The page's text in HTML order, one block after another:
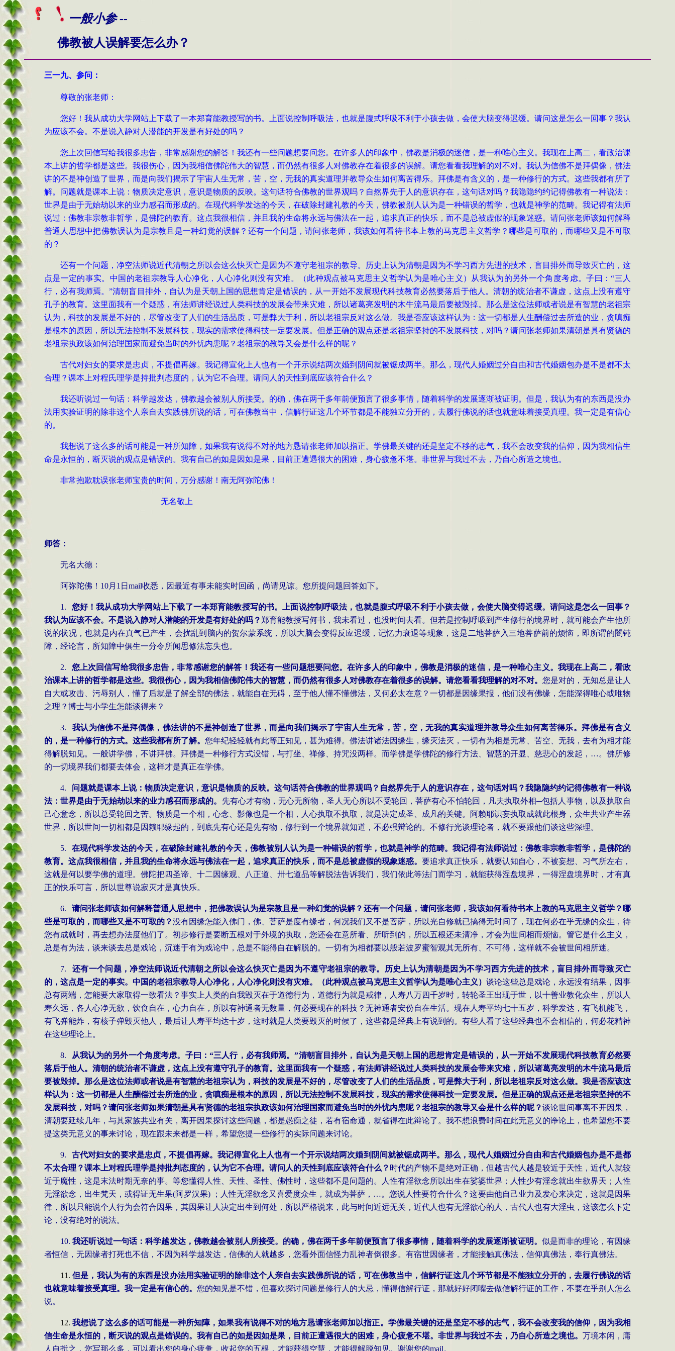
一般小参 --
佛教被人误解要怎么办？
三一九、 参问 ：
尊敬的张老师：
您好！我从成功大学网站上下载了一本郑育能教授写的书。上面说控制呼吸法，也就是腹式呼吸不利于小孩去做，会使大脑变得迟缓。请问这是怎么一回事？我认
为应该不会。不是说入静对人潜能的开发是有好处的吗？
您上次回信写给我很多忠告，非常感谢您的解答！我还有一些问题想要问您。在许多人的印象中，佛教是消极的迷信，是一种唯心主义。我现在上高二，看政治课
本上讲的哲学都是这些。我很伤心，因为我相信佛陀伟大的智慧，而仍然有很多人对佛教存在着很多的误解。请您看看我理解的对不对。我认为信佛不是拜偶像，佛法
讲的不是神创造了世界，而是向我们揭示了宇宙人生无常，苦，空，无我的真实道理并教导众生如何离苦得乐。拜佛是有含义的，是一种修行的方式。这些我都有所了
解。问题就是课本上说：物质决定意识，意识是物质的反映。这句话符合佛教的世界观吗？自然界先于人的意识存在，这句话对吗？我隐隐约约记得佛教有一种说法：
世界是由于无始劫以来的业力感召而形成的。在现代科学发达的今天，在破除封建礼教的今天，佛教被别人认为是一种错误的哲学，也就是神学的范畴。我记得有法师
说过：佛教非宗教非哲学，是佛陀的教育。这点我很相信，并且我的生命将永远与佛法在一起，追求真正的快乐，而不是总被虚假的现象迷惑。请问张老师该如何解释
普通人思想中把佛教误认为是宗教且是一种幻觉的误解？还有一个问题，请问张老师，我该如何看待书本上教的马克思主义哲学？哪些是可取的，而哪些又是不可取
的？
还有一个问题，净空法师说近代清朝之所以会这么快灭亡是因为不遵守老祖宗的教导。历史上认为清朝是因为不学习西方先进的技术，盲目排外而导致灭亡的，这
点是一定的事实。中国的老祖宗教导人心净化，人心净化则没有灾难。（此种观点被马克思主义哲学认为是唯心主义）从我认为的另外一个角度考虑。子曰：“三人
行，必有我师焉。”清朝盲目排外，自认为是天朝上国的思想肯定是错误的，从一开始不发展现代科技教育必然要落后于他人。清朝的统治者不谦虚，这点上没有遵守
孔子的教育。这里面我有一个疑惑，有法师讲经说过人类科技的发展会带来灾难，所以诸葛亮发明的木牛流马最后要被毁掉。那么是这位法师或者说是有智慧的老祖宗
认为，科技的发展是不好的，尽管改变了人们的生活品质，可是弊大于利，所以老祖宗反对这么做。我是否应该这样认为：这一切都是人生酬偿过去所造的业，贪嗔痴
是根本的原因，所以无法控制不发展科技，现实的需求使得科技一定要发展。但是正确的观点还是老祖宗坚持的不发展科技，对吗？请问张老师如果清朝是具有贤德的
老祖宗执政该如何治理国家而避免当时的外忧内患呢？老祖宗的教导又会是什么样的呢？
古代对妇女的要求是忠贞，不提倡再嫁。我记得宣化上人也有一个开示说结两次婚到阴间就被锯成两半。那么，现代人婚姻过分自由和古代婚姻包办是不是都不太
合理？课本上对程氏理学是持批判态度的，认为它不合理。请问人的天性到底应该符合什么？
我还听说过一句话：科学越发达，佛教越会被别人所接受。的确，佛在两千多年前便预言了很多事情，随着科学的发展逐渐被证明。但是，我认为有的东西是没办
法用实验证明的除非这个人亲自去实践佛所说的话，可在佛教当中，信解行证这几个环节都是不能独立分开的，去履行佛说的话也就意味着接受真理。我一定是有信心
的。
我想说了这么多的话可能是一种所知障，如果我有说得不对的地方恳请张老师加以指正。学佛最关键的还是坚定不移的志气，我不会改变我的信仰，因为我相信生
命是永恒的，断灭说的观点是错误的。我有自己的如是因如是果，目前正遭遇很大的困难，身心疲惫不堪。非世界与我过不去，乃自心所造之境也。
非常抱歉耽误张老师宝贵的时间，万分感谢！南无阿弥陀佛！
无名敬上
师答：
无名大德：
阿弥陀佛！ 10月 1 日 mail收悉，因最近有事未能实时回函，尚请见谅。您所提问题回答如下。
1.
您好！我从成功大学网站上下载了一本郑育能教授写的书。上面说控制呼吸法，也就是腹式呼吸不利于小孩去做，会使大脑变得迟缓。请问这是怎么一回事？
我认为应该不会。不是说入静对人潜能的开发是有好处的吗？郑育能教授写何书，我未看过，也没时间去看。但若是控制呼吸到产生修行的境界时，就可能会产生他所
说的状况，也就是内在真气已产生，会扰乱到脑内的贺尔蒙系统，所以大脑会变得反应迟缓，记忆力衰退等现象，这是二地菩萨入三地菩萨前的烦恼，即所谓的闇钝
障，经论言，所知障中俱生一分令所闻思修法忘失也。
2.
您上次回信写给我很多忠告，非常感谢您的解答！我还有一些问题想要问您。在许多人的印象中，佛教是消极的迷信，是一种唯心主义。我现在上高二，看政
治课本上讲的哲学都是这些。我很伤心，因为我相信佛陀伟大的智慧，而仍然有很多人对佛教存在着很多的误解。请您看看我理解的对不对。 您是对的，无知总是让人
自大或攻击、污辱别人，懂了后就是了解全部的佛法，就能自在无碍，至于他人懂不懂佛法，又何必太在意？一切都是因缘果报，他们没有佛缘，怎能深得唯心或唯物
之理？博士与小学生怎能谈得来？
3.
我认为信佛不是拜偶像，佛法讲的不是神创造了世界，而是向我们揭示了宇宙人生无常，苦，空，无我的真实道理并教导众生如何离苦得乐。拜佛是有含义
的，是一种修行的方式。这些我都有所了解。 您年纪轻轻就有此等正知见，甚为难得。佛法讲诸法因缘生，缘灭法灭，一切有为相是无常、苦空、无我，去有为相才能
得解脱知见。一般讲学佛，不讲拜佛。拜佛是一种修行方式没错，与打坐、禅修、持咒没两样。而学佛是学佛陀的修行方法、智慧的开显、慈悲心的发起，…。佛所修
的一切境界我们都要去体会，这样才是真正在学佛。
4.
问题就是课本上说：物质决定意识，意识是物质的反映。这句话符合佛教的世界观吗？自然界先于人的意识存在，这句话对吗？我隐隐约约记得佛教有一种说
法：世界是由于无始劫以来的业力感召而形成的。 先有心才有物，无心无所物，圣人无心所以不受轮回，菩萨有心不怕轮回，凡夫执取外相─包括人事物，以及执取自
己心意念，所以总受轮回之苦。物质是一个相，心念、影像也是一个相，人心执取不执取，就是决定成圣、成凡的关键。阿赖耶识妄执取成就此根身，众生共业产生器
世界，所以世间一切相都是因赖耶缘起的，到底先有心还是先有物，修行到一个境界就知道，不必强辩论的。不修行光谈理论者，就不要跟他们谈这些深理。
5.
在现代科学发达的今天，在破除封建礼教的今天，佛教被别人认为是一种错误的哲学，也就是神学的范畴。我记得有法师说过：佛教非宗教非哲学，是佛陀的
教育。这点我很相信，并且我的生命将永远与佛法在一起，追求真正的快乐，而不是总被虚假的现象迷惑。 要追求真正快乐，就要认知自心，不被妄想、习气所左右，
这就是何以要学佛的道理。佛陀把四圣谛、十二因缘观、八正道、卅七道品等解脱法告诉我们，我们依此等法门而学习，就能获得涅盘境界，一得涅盘境界时，才有真
正的快乐可言，所以世尊说寂灭才是真快乐。
6.
请问张老师该如何解释普通人思想中，把佛教误认为是宗教且是一种幻觉的误解？还有一个问题，请问张老师，我该如何看待书本上教的马克思主义哲学？哪
些是可取的，而哪些又是不可取的？没有因缘怎能入佛门，佛、菩萨是度有缘者，何况我们又不是菩萨，所以光自修就已搞得无时间了，现在何必在乎无缘的众生，待
您有成就时，再去想办法度他们了。初步修行是要断五根对于外境的执取，您还会在意所看、所听到的，所以五根还未清净，才会为世间相而烦恼。管它是什么主义，
总是有为法，谈来谈去总是戏论，沉迷于有为戏论中，总是不能得自在解脱的。一切有为相都要以般若波罗蜜智观其无所有、不可得，这样就不会被世间相所迷。
7.
还有一个问题，净空法师说近代清朝之所以会这么快灭亡是因为不遵守老祖宗的教导。历史上认为清朝是因为不学习西方先进的技术，盲目排外而导致灭亡
的，这点是一定的事实。中国的老祖宗教导人心净化，人心净化则没有灾难。（此种观点被马克思主义哲学认为是唯心主义） 谈论这些总是戏论，永远没有结果，因事
总有两端，怎能要大家取得一致看法？事实上人类的自我毁灭在于道德行为，道德行为就是戒律，人寿八万四千岁时，转轮圣王出现于世，以十善业教化众生，所以人
寿久远，各人心净无欲，饮食自在，心力自在，所以有神通者无数量，何必要现在的科技？无神通者安份自在生活。现在人寿平均七十五岁，科学发达，有飞机能飞，
有飞弹能炸，有核子弹毁灭他人，最后让人寿平均达十岁，这时就是人类要毁灭的时候了，这些都是经典上有说到的。有些人看了这些经典也不会相信的，何必花精神
在这些理论上。
8. 从我认为的另外一个角度考虑。子曰： “三人行，必有我师焉。”清朝盲目排外，自认为是天朝上国的思想肯定是错误的，从一开始不发展现代科技教育必然要
落后于他人。清朝的统治者不谦虚，这点上没有遵守孔子的教育。这里面我有一个疑惑，有法师讲经说过人类科技的发展会带来灾难，所以诸葛亮发明的木牛流马最后
要被毁掉。那么是这位法师或者说是有智慧的老祖宗认为，科技的发展是不好的，尽管改变了人们的生活品质，可是弊大于利，所以老祖宗反对这么做。我是否应该这
样认为：这一切都是人生酬偿过去所造的业，贪嗔痴是根本的原因，所以无法控制不发展科技，现实的需求使得科技一定要发展。但是正确的观点还是老祖宗坚持的不
发展科技，对吗？请问张老师如果清朝是具有贤德的老祖宗执政该如何治理国家而避免当时的外忧内患呢？老祖宗的教导又会是什么样的呢？谈论世间事离不开因果，
清朝要延续几年，与其家族共业有关，离开因果探讨这些问题，都是愚痴之徒，若有宿命通，就省得在此辩论了。我不想浪费时间在此无意义的诤论上，也希望您不要
提这类无意义的事来讨论，现在跟未来都是一样，希望您提一些修行的实际问题来讨论。
9.
古代对妇女的要求是忠贞，不提倡再嫁。我记得宣化上人也有一个开示说结两次婚到阴间就被锯成两半。那么，现代人婚姻过分自由和古代婚姻包办是不是都
不太合理？课本上对程氏理学是持批判态度的，认为它不合理。请问人的天性到底应该符合什么？ 时代的产物不是绝对正确，但越古代人越是较近于天性，近代人就较
近于魔性，这是末法时期无奈的事。等您懂得人性、天性、圣性、佛性时，这些都不是问题的。人性有淫欲念所以出生在娑婆世界；人性少有淫念就出生欲界天；人性
无淫欲念，出生梵天，或得证无生果(阿罗汉果) ；人性无淫欲念又喜爱度众生，就成为菩萨，…。您说人性要符合什么？这要由他自己业力及发心来决定，这就是因果
律，所以只能说个人行为会符合因果，其因果让人决定出生到何处，所以严格说来，此与时间近远无关，近代人也有无淫欲心的人，古代人也有大淫虫，这该怎么下定
论，没有绝对的说法。
10. 我还听说过一句话：科学越发达，佛教越会被别人所接受。的确，佛在两千多年前便预言了很多事情，随着科学的发展逐渐被证明。 似是而非的理论，有因缘
者恒信，无因缘者打死也不信，不因为科学越发达，信佛的人就越多，您看外面信怪力乱神者倒很多。有宿世因缘者，才能接触真佛法，信仰真佛法，奉行真佛法。
11. 但是，我认为有的东西是没办法用实验证明的除非这个人亲自去实践佛所说的话，可在佛教当中，信解行证这几个环节都是不能独立分开的，去履行佛说的话
也就意味着接受真理。我一定是有信心的。 您的知见是不错，但喜欢探讨问题是修行人的大忌，懂得信解行证，那就好好闭嘴去做信解行证的工作，不要在乎别人怎么
说。
12. 我想说了这么多的话可能是一种所知障，如果我有说得不对的地方恳请张老师加以指正。学佛最关键的还是坚定不移的志气，我不会改变我的信仰，因为我相
信生命是永恒的，断灭说的观点是错误的。我有自己的如是因如是果，目前正遭遇很大的困难，身心疲惫不堪。非世界与我过不去，乃自心所造之境也。 万境本闲，庸
人自扰之，您写那么多，可以看出您的身心疲惫，收起您的五根，才能获得空慧，才能得解脱知见。谢谢您的mail。